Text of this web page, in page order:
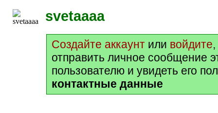
svetaaaa
Создайте аккаунт или войдите
отправить личное сообщение
пользователю и увидеть его
контактные данные